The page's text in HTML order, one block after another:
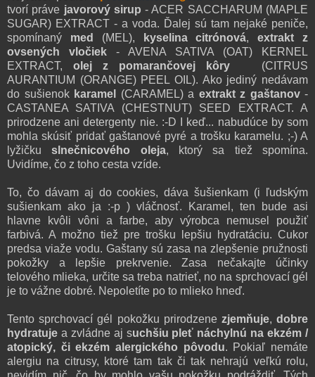
tvorí práve javorový sirup - ACER SACCHARUM (MAPLE
SUGAR) EXTRACT - a voda. Ďalej sú tam nejaké peniče,
spomínaný med (MEL), kyselina citrónová,extrakt z
ovsených vločiek - AVENA SATIVA (OAT) KERNEL
EXTRACT, olej z pomarančovej kôry (CITRUS
AURANTIUM (ORANGE) PEEL OIL). Ako jediný nedávam
do sušienok karamel (CARAMEL) a extrakt z gaštanov -
CASTANEA SATIVA (CHESTNUT) SEED EXTRACT. A
prirodzene ani detergenty nie. :-D I keď... nabudúce by som
mohla skúsiť pridať gaštanové pyré a trošku karamelu. ;-) A
lyžičkuslnečnicového oleja, ktorý sa tiež spomína.
Uvidíme, čo z toho cesta vzíde.
To, čo dávam aj do cookies, dáva šušienkam (i ľudským
sušienkam ako ja :-p ) vláčnosť. Karamel, ten bude asi
hlavne kvôli vôni a farbe, aby výrobca nemusel použiť
farbivá. A možno tiež pre trošku lepšiu hydratáciu. Cukor
predsa viaže vodu. Gaštany sú zasa na zlepšenie pružnosti
pokožky a lepšie prekrvenie. Zasa nečakajte účinky
telového mlieka, určite sa treba natrieť, no na sprchovací gél
je to vážne dobré. Nepoletíte po to mlieko hneď.
Tento sprchovací gél pokožku prirodzene zjemňuje,dobre
hydratuje a zvládne aj suchšiu pleť náchylnú na ekzém /
atopický, či ekzém alergického pôvodu. Pokiaľ nemáte
alergiu na citrusy, ktoré tam tak či tak nehrajú veľkú rolu,